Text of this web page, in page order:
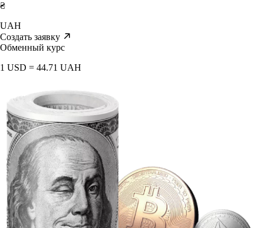
₴
UAH
Создать заявку
Обменный курс
1 USD = 44.71 UAH